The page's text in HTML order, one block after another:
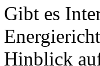
Gibt es
Hinblick